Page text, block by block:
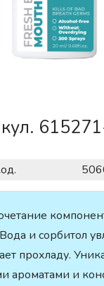
и сорбитол
прохладу.
ароматами и